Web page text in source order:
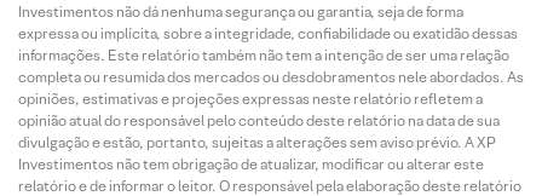
Investimentos não dá nenhuma segurança ou garantia, seja de forma
expressa ou implícita, sobre a integridade, confiabilidade ou exatidão dessas
informações. Este relatório também não tem a intenção de ser uma relação
completa ou resumida dos mercados ou desdobramentos nele abordados. As
opiniões, estimativas e projeções expressas neste relatório refletem a
opinião atual do responsável pelo conteúdo deste relatório na data de sua
divulgação e estão, portanto, sujeitas a alterações sem aviso prévio. A XP
Investimentos não tem obrigação de atualizar, modificar ou alterar este
relatório e de informar o leitor. O responsável pela elaboração deste relatório